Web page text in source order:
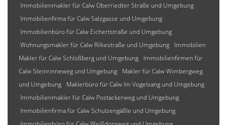
Immobilienmakler für Calw Oberriedter Straße und Umgebung
Immobilienfirma für Calw Salzgasse und Umgebung
Immobilienbüro für Calw Eichertstraße und Umgebung
Wohnungsmakler für Calw Rilkestraße und Umgebung
Immobilien
Makler für Calw Schloßberg und Umgebung
Immobilienfirmen für
Calw Steinrinneweg und Umgebung
Makler für Calw Wimbergweg
und Umgebung
Maklerbüro für Calw Im Vogelsang und Umgebung
Immobilienmakler für Calw Postackerweg und Umgebung
Immobilienfirma für Calw Schulzengäßle und Umgebung